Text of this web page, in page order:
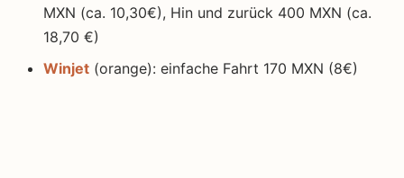
MXN (ca. 10,30€), Hin und zurück 400 MXN (ca.
18,70 €)
Winjet (orange): einfache Fahrt 170 MXN (8€)